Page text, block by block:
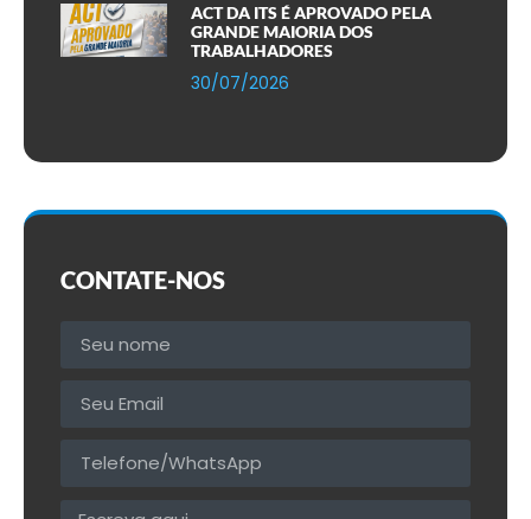
ACT DA ITS É APROVADO PELA
GRANDE MAIORIA DOS
TRABALHADORES
30/07/2026
CONTATE-NOS